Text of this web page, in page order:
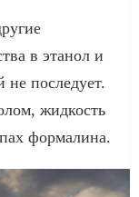
в этанол и
не последует.
жидкость
формалина.